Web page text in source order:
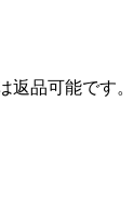
返品可能です。